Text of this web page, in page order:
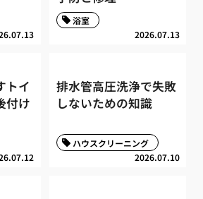
2026.07.13
浴室
トイ
付け
排水管高圧洗浄で失敗
しないための知識
2026.07.10
ハウスクリーニング